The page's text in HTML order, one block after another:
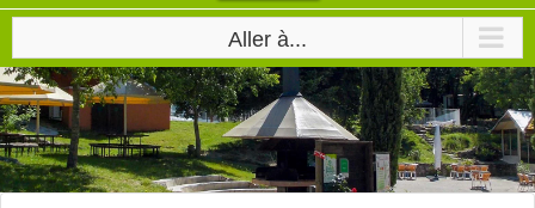
Aller à...